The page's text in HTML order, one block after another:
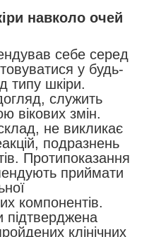
навколо очей
себе серед
у будь-
типу шкіри.
служить
вікових змін.
не викликає
подразнень
Протипоказання
приймати
компонентів.
підтверджена
клінічних